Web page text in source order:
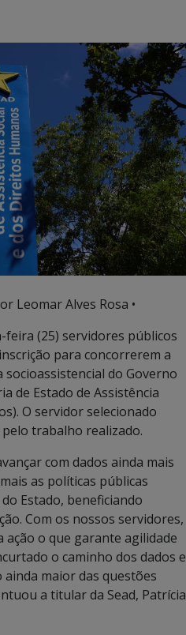
Leomar Alves Rosa •
(25) servidores públicos
para concorrerem a
socioassistencial do Governo
de Estado de Assistência
O servidor selecionado
trabalho realizado.
com dados ainda mais
as políticas públicas
Estado, beneficiando
Com os nossos servidores,
o que garante agilidade
o caminho dos dados e
maior das questões
a titular da Sead, Patrícia